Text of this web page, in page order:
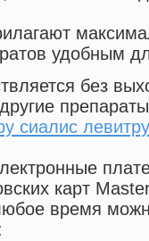
удобным
без
сиалис левитру
карт
время